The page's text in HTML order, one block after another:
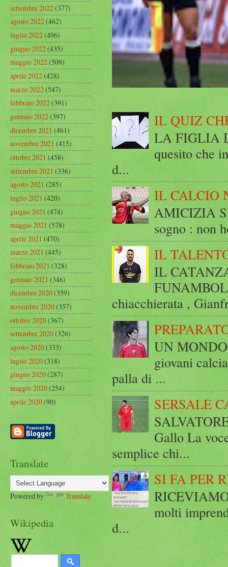
IL QUIZ
LA FIGLIA
quesito che
d...
IL CALCIO
AMICIZIA
sogno : non
IL
IL
chiacchierata ,
UN
giovani
palla di ...
SERSALE
Gallo La
semplice chi...
SI FA PER
molti
d...
settembre 2022(377)
agosto 2022(462)
luglio 2022(496)
giugno 2022(435)
maggio 2022(509)
aprile 2022(428)
marzo 2022(547)
febbraio 2022(391)
gennaio 2022(397)
dicembre 2021(461)
novembre 2021(415)
ottobre 2021(458)
settembre 2021(336)
agosto 2021(285)
luglio 2021(420)
giugno 2021(474)
maggio 2021(578)
aprile 2021(470)
marzo 2021(445)
febbraio 2021(328)
gennaio 2021(346)
dicembre 2020(359)
novembre 2020(357)
ottobre 2020(367)
settembre 2020(326)
agosto 2020(333)
luglio 2020(318)
giugno 2020(287)
maggio 2020(254)
aprile 2020(90)
Translate
Powered by Translate
Wikipedia